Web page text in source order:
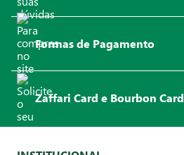
Formas de Pagamento
Zaffari Card e Bourbon Card